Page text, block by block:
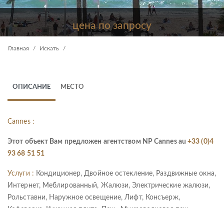
Главная Искать
цена по запросу
ОПИСАНИЕ МЕСТО
Cannes :
Этот объект Вам предложен агентством NP Cannes au+33 (0)4
93 68 51 51
Услуги : Кондиционер, Двойное остекление, Раздвижные окна,
Интернет, Меблированный, Жалюзи, Электрические жалюзи,
Рольставни, Наружное освещение, Лифт, Консъерж,